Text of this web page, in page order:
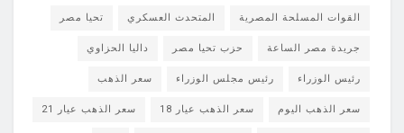
القوات المسلحة المصرية المتحدث العسكري تحيا مصر
جريدة مصر الساعة حزب تحيا مصر داليا الحزاوي
رئيس الوزراء رئيس مجلس الوزراء سعر الذهب
سعر الذهب اليوم سعر الذهب عيار 18 سعر الذهب عيار 21